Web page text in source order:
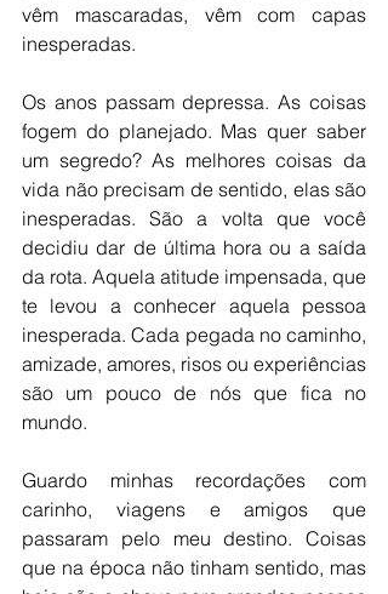
vêm mascaradas, vêm com capas
inesperadas.
Os anos passam depressa. As coisas
fogem do planejado. Mas quer saber
um segredo? As melhores coisas da
vida não precisam de sentido, elas são
inesperadas. São a volta que você
decidiu dar de última hora ou a saída
da rota. Aquela atitude impensada, que
te levou a conhecer aquela pessoa
inesperada. Cada pegada no caminho,
amizade, amores, risos ou experiências
são um pouco de nós que fica no
mundo.
Guardo minhas recordações com
carinho, viagens e amigos que
passaram pelo meu destino. Coisas
que na época não tinham sentido, mas